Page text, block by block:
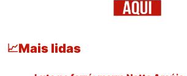
📈Mais lidas